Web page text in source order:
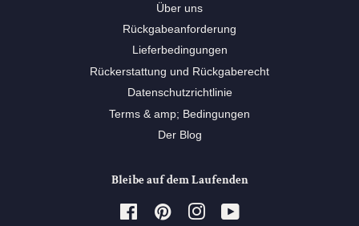
Über uns
Rückgabeanforderung
Lieferbedingungen
Rückerstattung und Rückgaberecht
Datenschutzrichtlinie
Terms & amp; Bedingungen
Der Blog
Bleibe auf dem Laufenden
FacebookPinterestInstagram